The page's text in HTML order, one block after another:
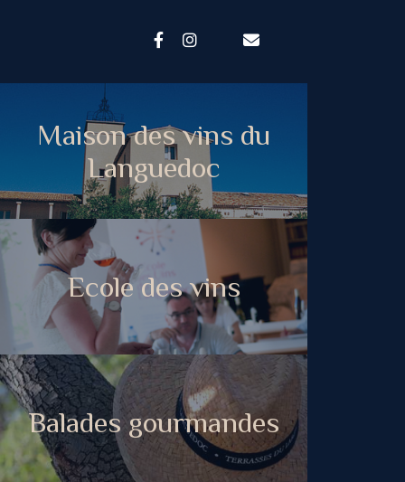
Maison des vins du
Languedoc
Ecole des vins
Balades gourmandes